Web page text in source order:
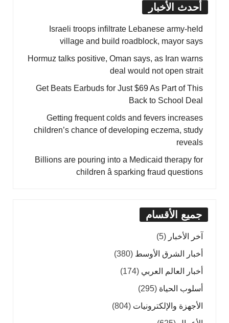
أحدث الأخبار
Israeli troops infiltrate Lebanese army-held
village and build roadblock, mayor says
Hormuz talks positive, Oman says, as Iran warns
deal would not open strait
Get Beats Earbuds for Just $69 As Part of This
Back to School Deal
Getting frequent colds and fevers increases
children’s chance of developing eczema, study
reveals
Billions are pouring into a Medicaid therapy for
children â sparking fraud questions
جميع الأقسام
آخر الأخبار (5)
أخبار الشرق الأوسط (380)
أخبار العالم العربي (174)
أسلوب الحياة (295)
الأجهزة والإلكترونيات (804)